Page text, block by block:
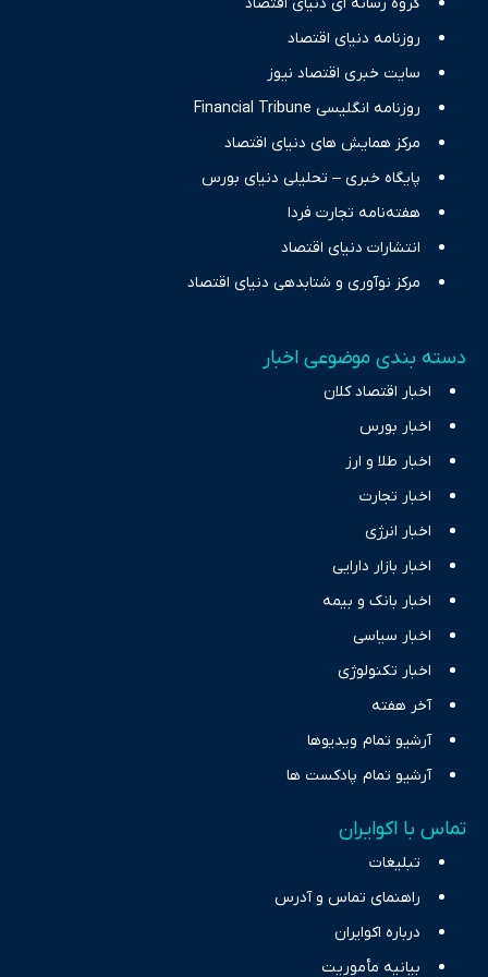
نیازهای خبری مخاطبان در حوزه‌های اثرگذار بر اقتصاد را با رویکردی
حرفه‌ای و روزآمد پوشش می‌دهیم.
روزنامه دنیای اقتصاد
سایت خبری اقتصاد نیوز
روزنامه انگلیسی Financial Tribune
مرکز همایش های دنیای اقتصاد
پایگاه خبری – تحلیلی دنیای بورس
هفته‌نامه تجارت فردا
انتشارات دنیای اقتصاد
مرکز نوآوری و شتابدهی دنیای اقتصاد
دسته بندی موضوعی اخبار
اخبار اقتصاد کلان
اخبار بورس
اخبار طلا و ارز
اخبار تجارت
اخبار انرژی
اخبار بازار دارایی
اخبار بانک و بیمه
اخبار سیاسی
اخبار تکنولوژی
آخر هفته
آرشیو تمام ویدیوها
آرشیو تمام پادکست ها
تماس با اکوایران
تبلیغات
راهنمای تماس و آدرس
درباره اکوایران
بیانیه مأموریت